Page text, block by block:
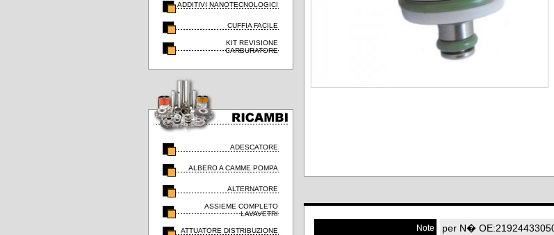
ADDITIVI NANOTECNOLOGICI
CUFFIA FACILE
KIT REVISIONE
CARBURATORE
ADESCATORE
ALBERO A CAMME POMPA
ALTERNATORE
ASSIEME COMPLETO
LAVAVETRI
ATTUATORE DISTRIBUZIONE Note per N�